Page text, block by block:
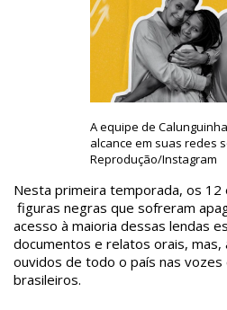
A equipe de
alcance em suas redes
Reprodução/Instagram
Nesta primeira temporada, os
figuras negras que sofreram
acesso à maioria dessas lendas
documentos e relatos orais, mas,
ouvidos de todo o país nas
brasileiros.